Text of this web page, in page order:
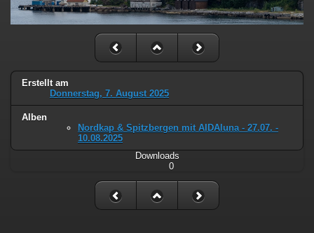
Erstellt am
Donnerstag, 7. August 2025
Alben
Nordkap & Spitzbergen mit AIDAluna - 27.07. -
10.08.2025
Downloads
0